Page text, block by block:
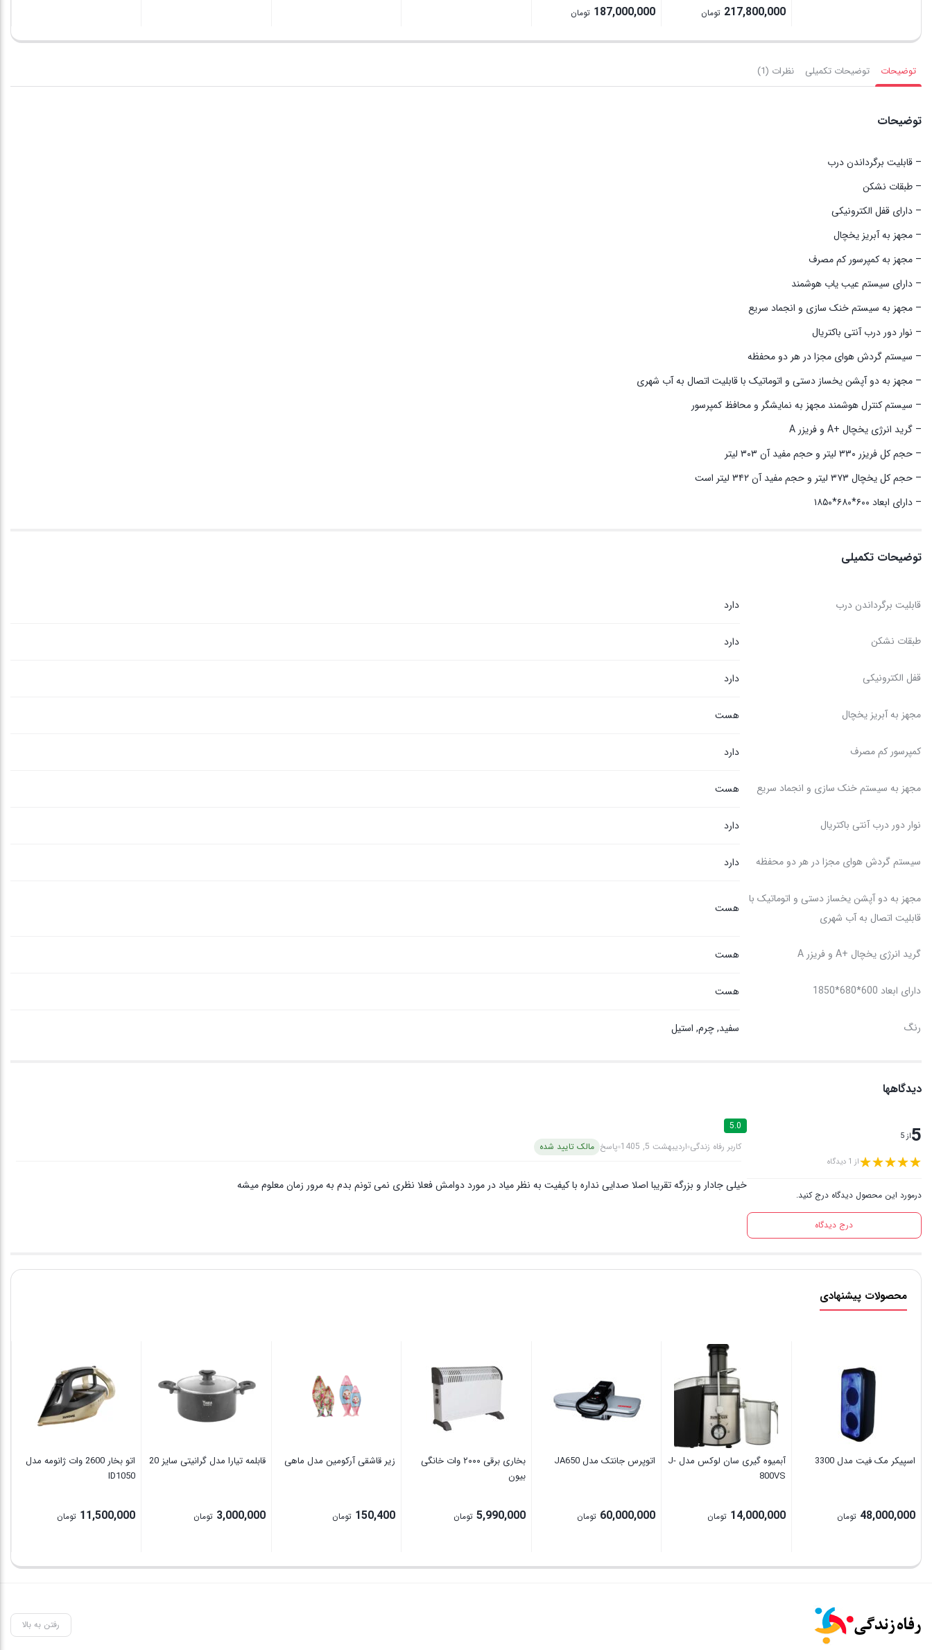
217,800,000 تومان
222,200,000 تومان
187,000,000 تومانPrice
191,400,000 تومان
توضیحات توضیحات تکمیلی نظرات (1)
توضیحات
– قابلیت برگرداندن درب
– طبقات نشکن
– دارای قفل الکترونیکی
– مجهز به آبریز یخچال
– مجهز به کمپرسور کم مصرف
– دارای سیستم عیب یاب هوشمند
– مجهز به سیستم خنک سازی و انجماد سریع
– نوار دور درب آنتی باکتریال
– سیستم گردش هوای مجزا در هر دو محفظه
– مجهز به دو آپشن یخساز دستی و اتوماتیک با قابلیت اتصال به آب شهری
– سیستم کنترل هوشمند مجهز به نمایشگر و محافظ کمپرسور
– گرید انرژی یخچال +A و فریزر A
– حجم کل فریزر ۳۳۰ لیتر و حجم مفید آن ۳۰۳ لیتر
– حجم کل یخچال ۳۷۳ لیتر و حجم مفید آن ۳۴۲ لیتر است
– دارای ابعاد ۶۰۰*۶۸۰*۱۸۵۰
توضیحات تکمیلی
قابلیت برگرداندن درب دارد
طبقات نشکن دارد
قفل الکترونیکی دارد
مجهز به آبریز یخچال هست
کمپرسور کم مصرف دارد
مجهز به سیستم خنک سازی و انجماد سریع هست
نوار دور درب آنتی باکتریال دارد
سیستم گردش هوای مجزا در هر دو محفظه دارد
مجهز به دو آپشن یخساز دستی و اتوماتیک با
قابلیت اتصال به آب شهری
هست
گرید انرژی یخچال +A و فریزر A هست
دارای ابعاد 600*680*1850 هست
رنگ سفید, چرم, استیل
دیدگاهها
5از 5
از 1 دیدگاه
درمورد این محصول دیدگاه درج کنید.
درج دیدگاه
5.0
کاربر رفاه زندگی اردیبهشت 5, 1405 پاسخ مالک تایید شده
خیلی جادار و بزرگه تقریبا اصلا صدایی نداره با کیفیت به نظر میاد در مورد دوامش فعلا نظری نمی تونم بدم به مرور زمان معلوم میشه
محصولات پیشنهادی
اسپیکر مک فیت مدل 3300
48,000,000 تومان
آبمیوه گیری سان لوکس مدل J-
800VS
14,000,000 تومان
اتوپرس جانتک مدل JA650
60,000,000 تومان
بخاری برقی ۲۰۰۰ وات خانگی
بیون
5,990,000 تومان
زیر قاشقی آرکومین مدل ماهی
150,400 تومان
قابلمه تیارا مدل گرانیتی سایز 20
3,000,000 تومان
اتو بخار 2600 وات ژانومه مدل
ID1050
11,500,000 تومان
رفتن به بالا